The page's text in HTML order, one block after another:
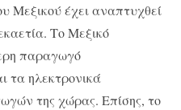
Μεξικού έχει αναπτυχθεί
Το Μεξικό
παραγωγό
τα ηλεκτρονικά
της χώρας. Επίσης, το